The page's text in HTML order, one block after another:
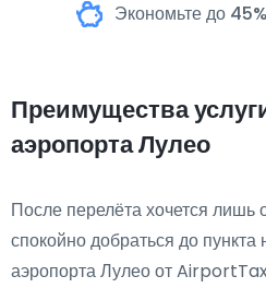
Экономьте до 45%
Преимущества
аэропорта Лулео
После перелёта хочется лишь
спокойно добраться до пункта
аэропорта Лулео от